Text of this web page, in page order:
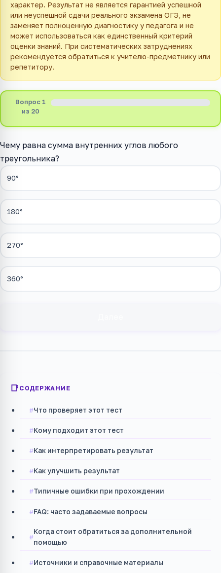
характер. Результат не является гарантией успешной
или неуспешной сдачи реального экзамена ОГЭ, не
заменяет полноценную диагностику у педагога и не
может использоваться как единственный критерий
оценки знаний. При систематических затруднениях
рекомендуется обратиться к учителю-предметнику или
репетитору.
Вопрос 1
из 20
Чему равна сумма внутренних углов любого
треугольника?
90°
180°
270°
360°
СОДЕРЖАНИЕ
Что проверяет этот тест
Кому подходит этот тест
Как интерпретировать результат
Как улучшить результат
Типичные ошибки при прохождении
FAQ: часто задаваемые вопросы
Когда стоит обратиться за дополнительной
помощью
Источники и справочные материалы